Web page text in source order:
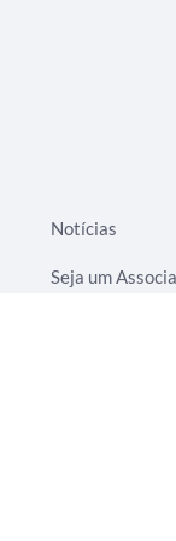
Notícias
Seja um